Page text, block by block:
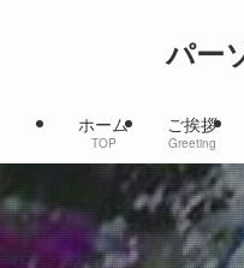
パー
ホーム
TOP
ご挨拶
Greeting